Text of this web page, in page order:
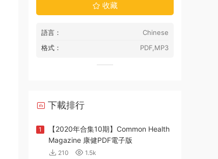
收藏
語言：
Chinese
格式：
PDF,MP3
下載排行
1
【2020年合集10期】Common Health
Magazine 康健PDF電子版
210 1.5k